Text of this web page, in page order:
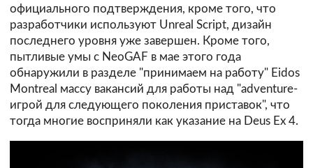
официального подтверждения, кроме того, что
разработчики используют Unreal Script, дизайн
последнего уровня уже завершен. Кроме того,
пытливые умы с NeoGAF в мае этого года
обнаружили в разделе "принимаем на работу" Eidos
Montreal массу вакансий для работы над "adventure-
игрой для следующего поколения приставок", что
тогда многие восприняли как указание на Deus Ex 4.